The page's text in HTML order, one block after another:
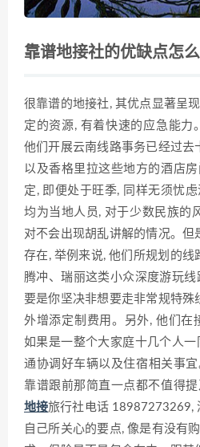
靠谱地接社的优缺点怎
很靠谱的地接社, 其优点显著呈
定的资源, 有着快速的应急能力
他们开展云南线路事务已经过去
以及香格里拉这些地方的酒店
定, 即便处于旺季, 同样无须忧
均为当地人员, 对于少数民族的
对不会出现胡乱讲解的情况。但
存在, 举例来说, 他们所规划的线
腾冲、瑞丽这类小众深度游玩
要是你坚决非想要走非常规特殊
外增添定制费用。另外, 他们在
如果是一整个大家庭十几个人
通协调好车辆以及住宿相关事
靠谱跟前那简直一点都不值得
地接旅行社电话 18987273269,
自己所关心的要点, 像是有没有